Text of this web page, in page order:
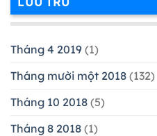
Tháng 4 2019 (1)
Tháng mười một 2018 (132)
Tháng 10 2018 (5)
Tháng 8 2018 (1)